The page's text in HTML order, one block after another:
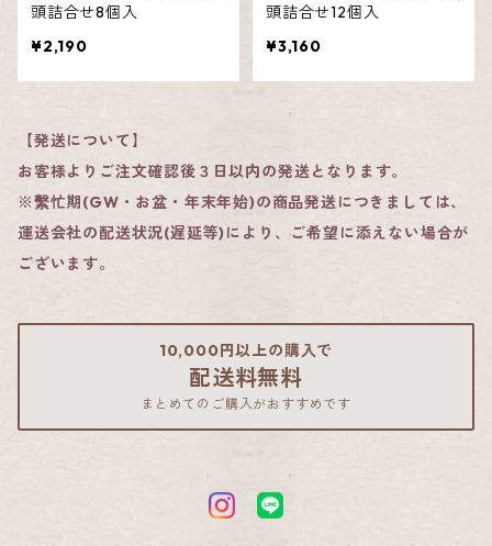
かるかん饅頭・餡なしかるかん詰合せ
かるかん饅頭・メレンゲ饅頭詰合せ
頭詰合せ8個入
¥2,190
頭詰合せ12個入
¥3,160
【発送について】
お客様よりご注文確認後３日以内の発送となります。
※繫忙期(GW・お盆・年末年始)の商品発送につきましては、
運送会社の配送状況(遅延等)により、ご希望に添えない場合が
ございます。
10,000円以上の購入で
配送料無料
まとめてのご購入がおすすめです